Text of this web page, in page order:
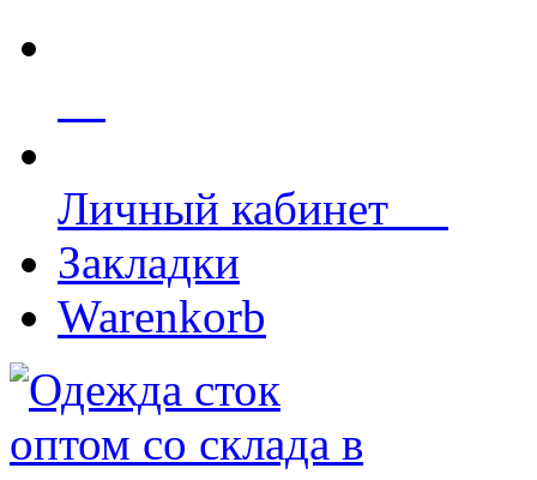
Личный кабинет
Закладки
Warenkorb